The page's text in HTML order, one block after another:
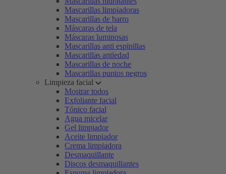
Mascarillas limpiadoras
Mascarillas de barro
Máscaras de tela
Máscaras luminosas
Mascarillas anti espinillas
Mascarillas antiedad
Mascarillas de noche
Mascarillas puntos negros
Limpieza facial
Mostrar todos
Exfoliante facial
Tónico facial
Agua micelar
Gel limpiador
Aceite limpiador
Crema limpiadora
Desmaquillante
Discos desmaquillantes